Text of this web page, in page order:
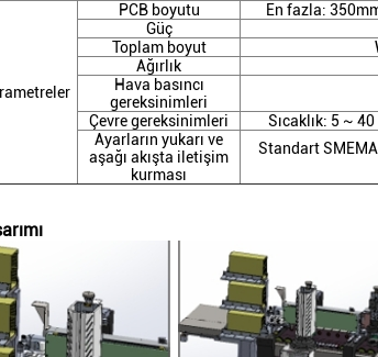
PCB boyutu En fazla:
Güç
Toplam boyut
Ağırlık
Hava basıncı
gereksinimleri
Çevre gereksinimleri
Sıcaklık: 5 ~
Ayarların yukarı ve
aşağı akışta iletişim
kurması
Standart